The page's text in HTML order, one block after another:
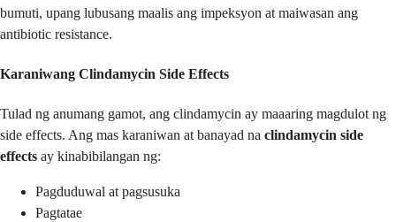
bumuti, upang lubusang maalis ang impeksyon at maiwasan ang
antibiotic resistance.
Karaniwang Clindamycin Side Effects
Tulad ng anumang gamot, ang clindamycin ay maaaring magdulot ng
side effects. Ang mas karaniwan at banayad na clindamycin side
effects ay kinabibilangan ng:
Pagduduwal at pagsusuka
Pagtatae